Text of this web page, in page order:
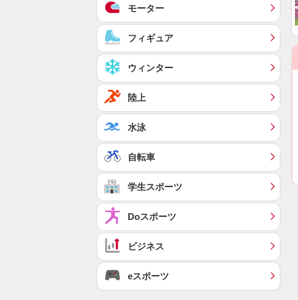
モーター
フィギュア
ウィンター
陸上
水泳
自転車
学生スポーツ
Doスポーツ
ビジネス
eスポーツ